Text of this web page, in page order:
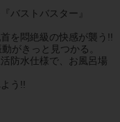
バストバスター』
を悶絶級の快感が襲う!!
がきっと見つかる。
防水仕様で、お風呂場
う!!